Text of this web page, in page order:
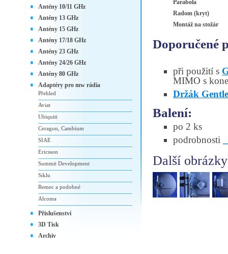
Parabola
Radom (kryt)
Montáž na stožár
Doporučené
při použití s
MIMO s
Držák
Balení:
po 2 ks
podrobnosti
Další
Antény 10/11 GHz
Antény 13 GHz
Antény 15 GHz
Antény 17/18 GHz
Antény 23 GHz
Antény 24/26 GHz
Antény 80 GHz
Adaptéry pro mw rádia
Přehled
Aviat
Ubiquiti
Ceragon, Cambium
SIAE
Ericsson
Summit Development
Siklu
Remec a podobné
Alcoma
Příslušenství
3D Tisk
Archiv